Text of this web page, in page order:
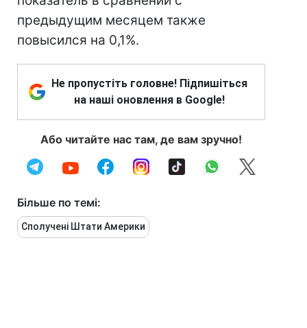
предыдущим месяцем также
повысился на 0,1%.
Не пропустіть головне! Підпишіться
на наші оновлення в Google!
Або читайте нас там, де вам зручно!
Більше по темі:
Сполучені Штати Америки